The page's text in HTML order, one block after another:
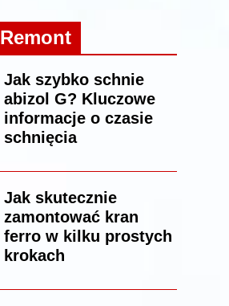
Remont
Jak szybko schnie
abizol G? Kluczowe
informacje o czasie
schnięcia
Jak skutecznie
zamontować kran
ferro w kilku prostych
krokach